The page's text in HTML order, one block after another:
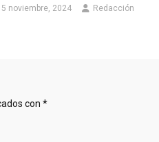
noviembre, 2024 Redacción
con *